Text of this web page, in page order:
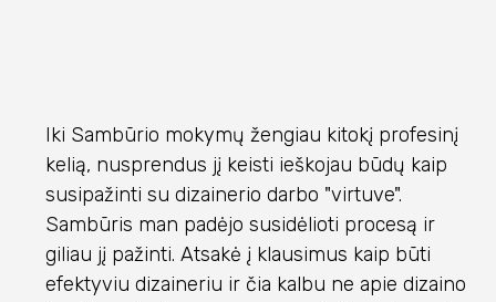
Iki Sambūrio mokymų žengiau kitokį profesinį
kelią, nusprendus jį keisti ieškojau būdų kaip
susipažinti su dizainerio darbo "virtuve".
Sambūris man padėjo susidėlioti procesą ir
giliau jį pažinti. Atsakė į klausimus kaip būti
efektyviu dizaineriu ir čia kalbu ne apie dizaino